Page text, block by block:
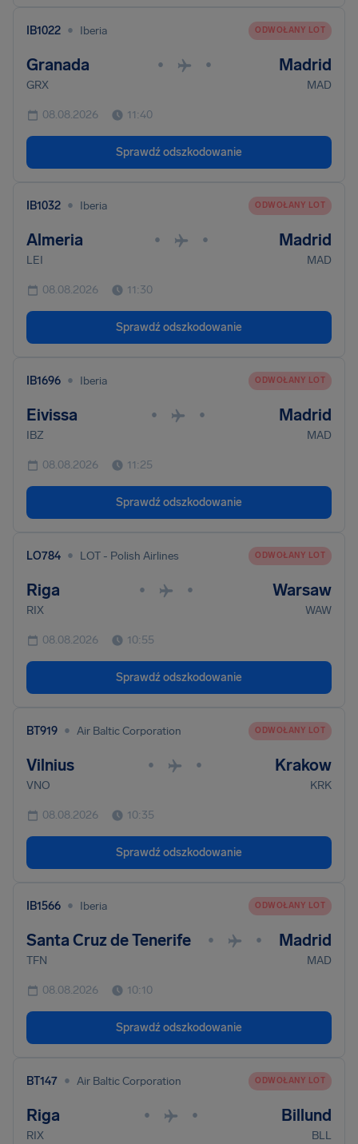
IB1022 • Iberia ODWOŁANY LOT
Granada • • Madrid
GRX MAD
08.08.2026 11:40
Sprawdź odszkodowanie
IB1032 • Iberia ODWOŁANY LOT
Almeria • • Madrid
LEI MAD
08.08.2026 11:30
Sprawdź odszkodowanie
IB1696 • Iberia ODWOŁANY LOT
Eivissa • • Madrid
IBZ MAD
08.08.2026 11:25
Sprawdź odszkodowanie
LO784 • LOT - Polish Airlines ODWOŁANY LOT
Riga • • Warsaw
RIX WAW
08.08.2026 10:55
Sprawdź odszkodowanie
BT919 • Air Baltic Corporation ODWOŁANY LOT
Vilnius • • Krakow
VNO KRK
08.08.2026 10:35
Sprawdź odszkodowanie
IB1566 • Iberia ODWOŁANY LOT
Santa Cruz de Tenerife • • Madrid
TFN MAD
08.08.2026 10:10
Sprawdź odszkodowanie
BT147 • Air Baltic Corporation ODWOŁANY LOT
Riga • • Billund
RIX BLL